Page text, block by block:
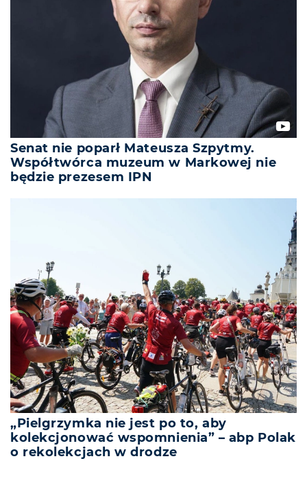
Senat nie poparł Mateusza Szpytmy.
Współtwórca muzeum w Markowej nie
będzie prezesem IPN
„Pielgrzymka nie jest po to, aby
kolekcjonować wspomnienia” – abp Polak
o rekolekcjach w drodze